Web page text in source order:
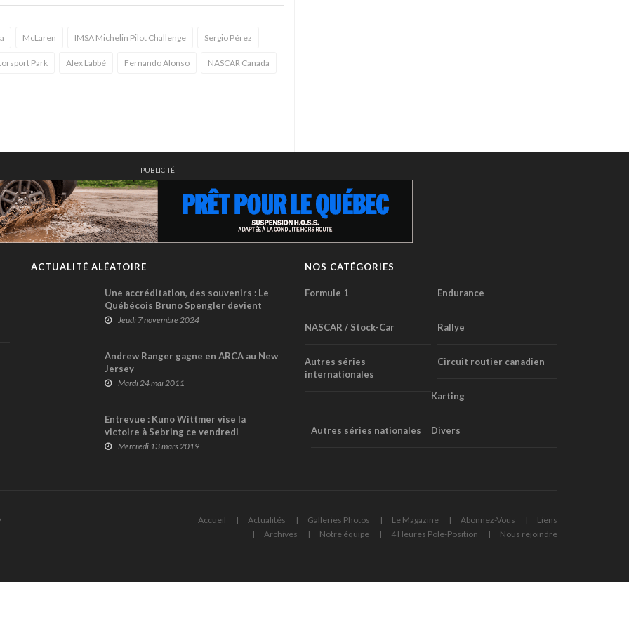
McLaren IMSA Michelin Pilot Challenge Sergio Pérez
Park Alex Labbé Fernando Alonso NASCAR Canada
PUBLICITÉ
ACTUALITÉ ALÉATOIRE
Une accréditation, des souvenirs : Le
Québécois Bruno Spengler devient
champion de DTM à Hockenheim en
Jeudi 7 novembre 2024
Andrew Ranger gagne en ARCA au New
Jersey
Mardi 24 mai 2011
Entrevue : Kuno Wittmer vise la
victoire à Sebring ce vendredi
Mercredi 13 mars 2019
NOS CATÉGORIES
Formule 1 Endurance
NASCAR / Stock-Car Rallye
Autres séries
internationales
Circuit routier canadien
Karting
Autres séries nationales Divers
Accueil Actualités Galleries Photos Le Magazine Abonnez-Vous
Liens
Archives
Notre équipe 4 Heures Pole-Position Nous rejoindre